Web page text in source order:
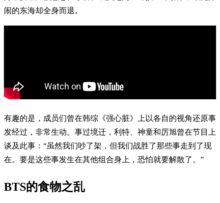
闹的东海却全身而退。
有趣的是，成员们曾在韩综《强心脏》上以各自的视角还原事
发经过，非常生动。事过境迁，利特、神童和厉旭曾在节目上
谈及此事：“虽然我们吵了架，但我们战胜了那些事走到了现
在。要是这些事发生在其他组合身上，恐怕就要解散了。”
BTS的食物之乱